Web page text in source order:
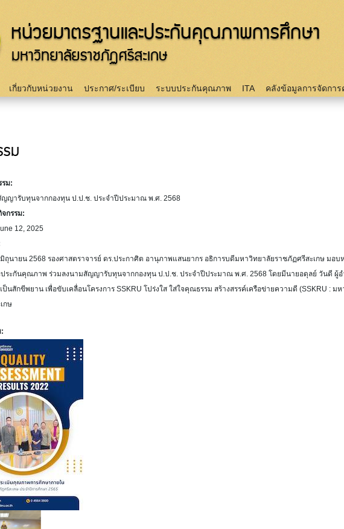
content
เกี่ยวกับหน่วยงาน ประกาศ/ระเบียบ ระบบประกันคุณภาพ ITA คลังข้อมูลการจัดการ
รม
รม:
ญญารับทุนจากกองทุน ป.ป.ช. ประจำปีประมาณ พ.ศ. 2568
กรรม:
12, 2025
ถุนายน 2568 รองศาสตราจารย์ ดร.ประกาศิต อานุภาพแสนยากร อธิการบดีมหาวิทยาลัยราชภัฏศรีสะเกษ มอบ
ระกันคุณภาพ ร่วมลงนามสัญญารับทุนจากกองทุน ป.ป.ช. ประจำปีประมาณ พ.ศ. 2568 โดยมีนายอดุลย์ วันดี ผู้อ
ป็นสักขีพยาน เพื่อขับเคลื่อนโครงการ SSKRU โปร่งใส ใส่ใจคุณธรรม สร้างสรรค์เครือข่ายความดี (SSKRU :
กษ